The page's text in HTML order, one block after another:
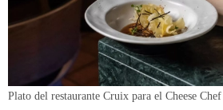
Plato del restaurante Cruix para el Cheese